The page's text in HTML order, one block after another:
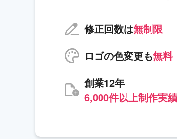
修正回数は無制限
ロゴの色変更も無料
創業12年
6,000件以上制作実績